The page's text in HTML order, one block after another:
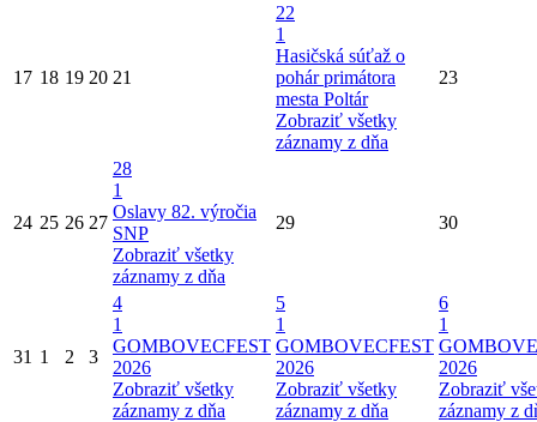
17 18 19 20 21
22
1
Hasičská súťaž o
pohár primátora
mesta Poltár
Zobraziť všetky
záznamy z dňa
23
24 25 26 27
28
1
Oslavy 82. výročia
SNP
Zobraziť všetky
záznamy z dňa
29 30
31 1 2 3
4
1
GOMBOVECFEST
2026
Zobraziť všetky
záznamy z dňa
5
1
GOMBOVECFEST
2026
Zobraziť všetky
záznamy z dňa
6
1
2026
Zobraziť
záznamy z